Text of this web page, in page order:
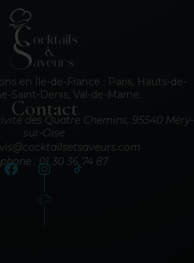
en Île-de-France : Paris, Hauts-de-
Saint-Denis, Val-de-Marne.
Contact
des Quatre Chemins, 95540 Méry-
sur-Oise
: 01 30 36 74 87